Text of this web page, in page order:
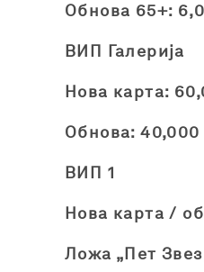
Обнова 65+:
ВИП Галерија
Нова карта:
Обнова:
ВИП 1
Нова карта /
Ложа „Пет